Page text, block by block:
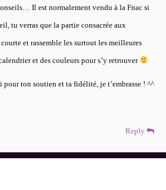
Il est normalement vendu à la Fnac si
tu verras que la partie consacrée aux
courte et rassemble les surtout les meilleures
et des couleurs pour s’y retrouver
pour ton soutien et ta fidélité, je t’embrasse ! ^^
Reply